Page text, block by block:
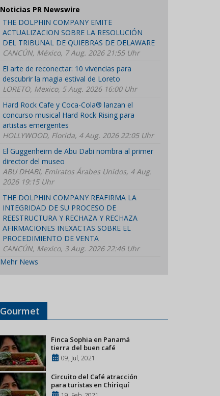
Noticias PR Newswire
THE DOLPHIN COMPANY EMITE
ACTUALIZACION SOBRE LA RESOLUCIÓN
DEL TRIBUNAL DE QUIEBRAS DE DELAWARE
CANCÚN, México, 7 Aug. 2026 21:55 Uhr
El arte de reconectar: 10 vivencias para
descubrir la magia estival de Loreto
LORETO, Mexico, 5 Aug. 2026 16:00 Uhr
Hard Rock Cafe y Coca-Cola® lanzan el
concurso musical Hard Rock Rising para
artistas emergentes
HOLLYWOOD, Florida, 4 Aug. 2026 22:05 Uhr
El Guggenheim de Abu Dabi nombra al primer
director del museo
ABU DHABI, Emiratos Árabes Unidos, 4 Aug.
2026 19:15 Uhr
THE DOLPHIN COMPANY REAFIRMA LA
INTEGRIDAD DE SU PROCESO DE
REESTRUCTURA Y RECHAZA Y RECHAZA
AFIRMACIONES INEXACTAS SOBRE EL
PROCEDIMIENTO DE VENTA
CANCÚN, Mexico, 3 Aug. 2026 22:46 Uhr
Mehr News
Gourmet
Finca Sophia en Panamá
tierra del buen café
09, Jul, 2021
Circuito del Café atracción
para turistas en Chiriquí